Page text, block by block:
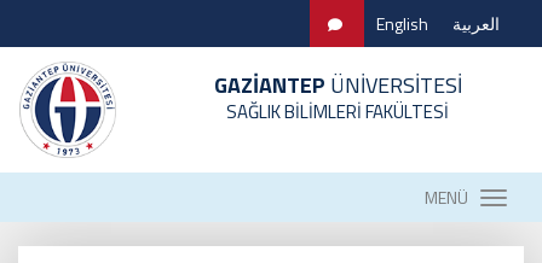
English العربية
GAZİANTEP ÜNİVERSİTESİ
SAĞLIK BİLİMLERİ FAKÜLTESİ
MENÜ